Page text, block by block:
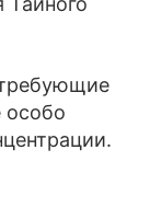
особо